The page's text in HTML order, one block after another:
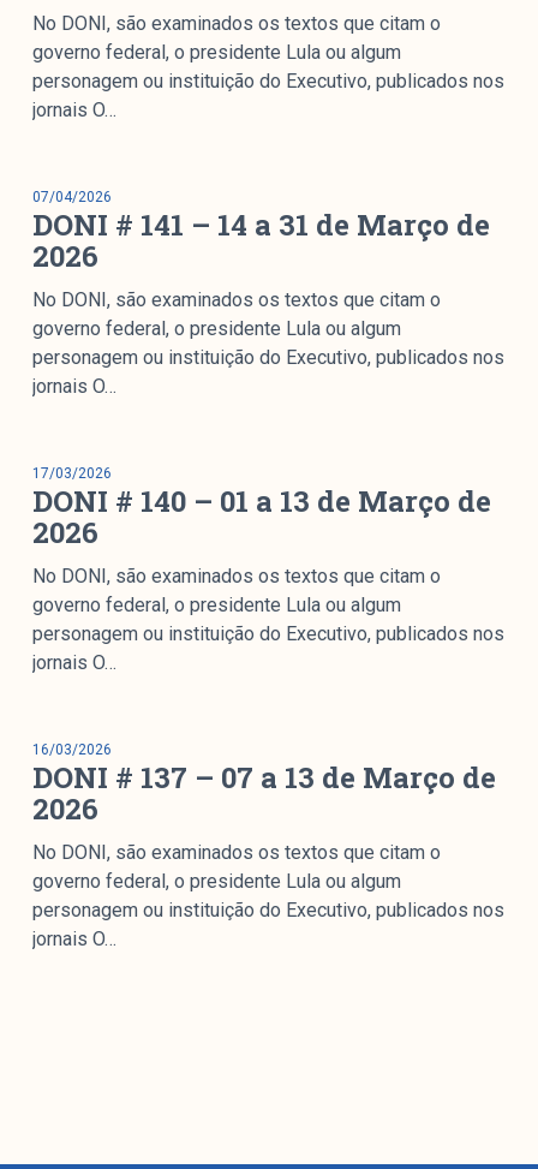
Parceria
No DONI, são examinados os textos que citam o
governo federal, o presidente Lula ou algum
personagem ou instituição do Executivo, publicados nos
jornais O…
07/04/2026
DONI # 141 – 14 a 31 de Março de
2026
No DONI, são examinados os textos que citam o
governo federal, o presidente Lula ou algum
personagem ou instituição do Executivo, publicados nos
jornais O…
17/03/2026
DONI # 140 – 01 a 13 de Março de
2026
No DONI, são examinados os textos que citam o
governo federal, o presidente Lula ou algum
personagem ou instituição do Executivo, publicados nos
jornais O…
16/03/2026
DONI # 137 – 07 a 13 de Março de
2026
No DONI, são examinados os textos que citam o
governo federal, o presidente Lula ou algum
personagem ou instituição do Executivo, publicados nos
jornais O…